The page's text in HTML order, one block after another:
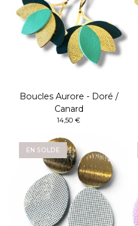
Boucles Aurore - Doré /
Canard
14,50 €
EN SOLDE